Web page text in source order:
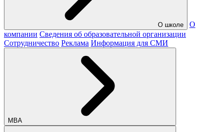
О школе
О
компании Сведения об образовательной организации
Сотрудничество Реклама Информация для СМИ
МВА